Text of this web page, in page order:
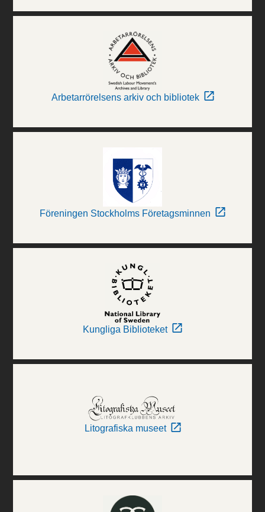
Arbetarrörelsens arkiv och bibliotek
Föreningen Stockholms Företagsminnen
Kungliga Biblioteket
Litografiska museet